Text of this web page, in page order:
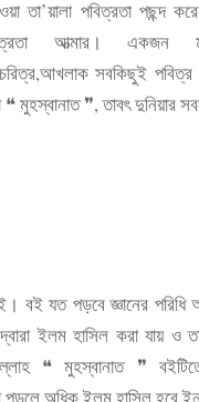
তা’য়ালা পবিত্রতা পছন্দ
আত্মার। একজন
সবকিছুই
❝ মুহস্বানাত ❞, তাবৎ দুনিয়ার
বই যত পড়বে জ্ঞানের
ইলম হাসিল করা যায় ও
❝ মুহস্বানাত ❞
পড়লে অধিক ইলম হাসিল হবে